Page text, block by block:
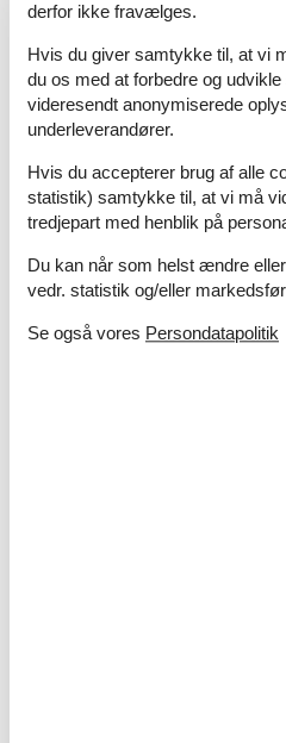
Om Wallonien
derfor ikke fravælges.
Hvis du giver samtykke til, at vi
du os med at forbedre og
videresendt anonymiserede
underleverandører.
Hvis du accepterer brug af alle
statistik) samtykke til, at vi må
tredjepart med henblik på
Du kan når som helst ændre
vedr. statistik og/eller
Se også vores Persondatapolitik